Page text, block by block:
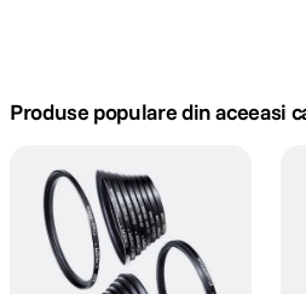
trepied telefon
peak design
5 canon sx740 hs
Produse populare din aceeasi